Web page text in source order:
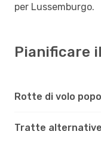
per Lussemburgo.
Pianificare
Rotte di volo
Tratte alternative